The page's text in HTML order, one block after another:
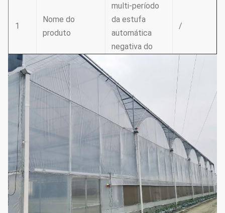
1
Nome do
produto
multi-período
da estufa
automática
negativa do
fã
/
2
Construção de
tubulação de
aço Quente-
galvanizada
Sim
3 Filme da estufa
Há muita
espessura a
escolher de
Opcional
Polietileno de